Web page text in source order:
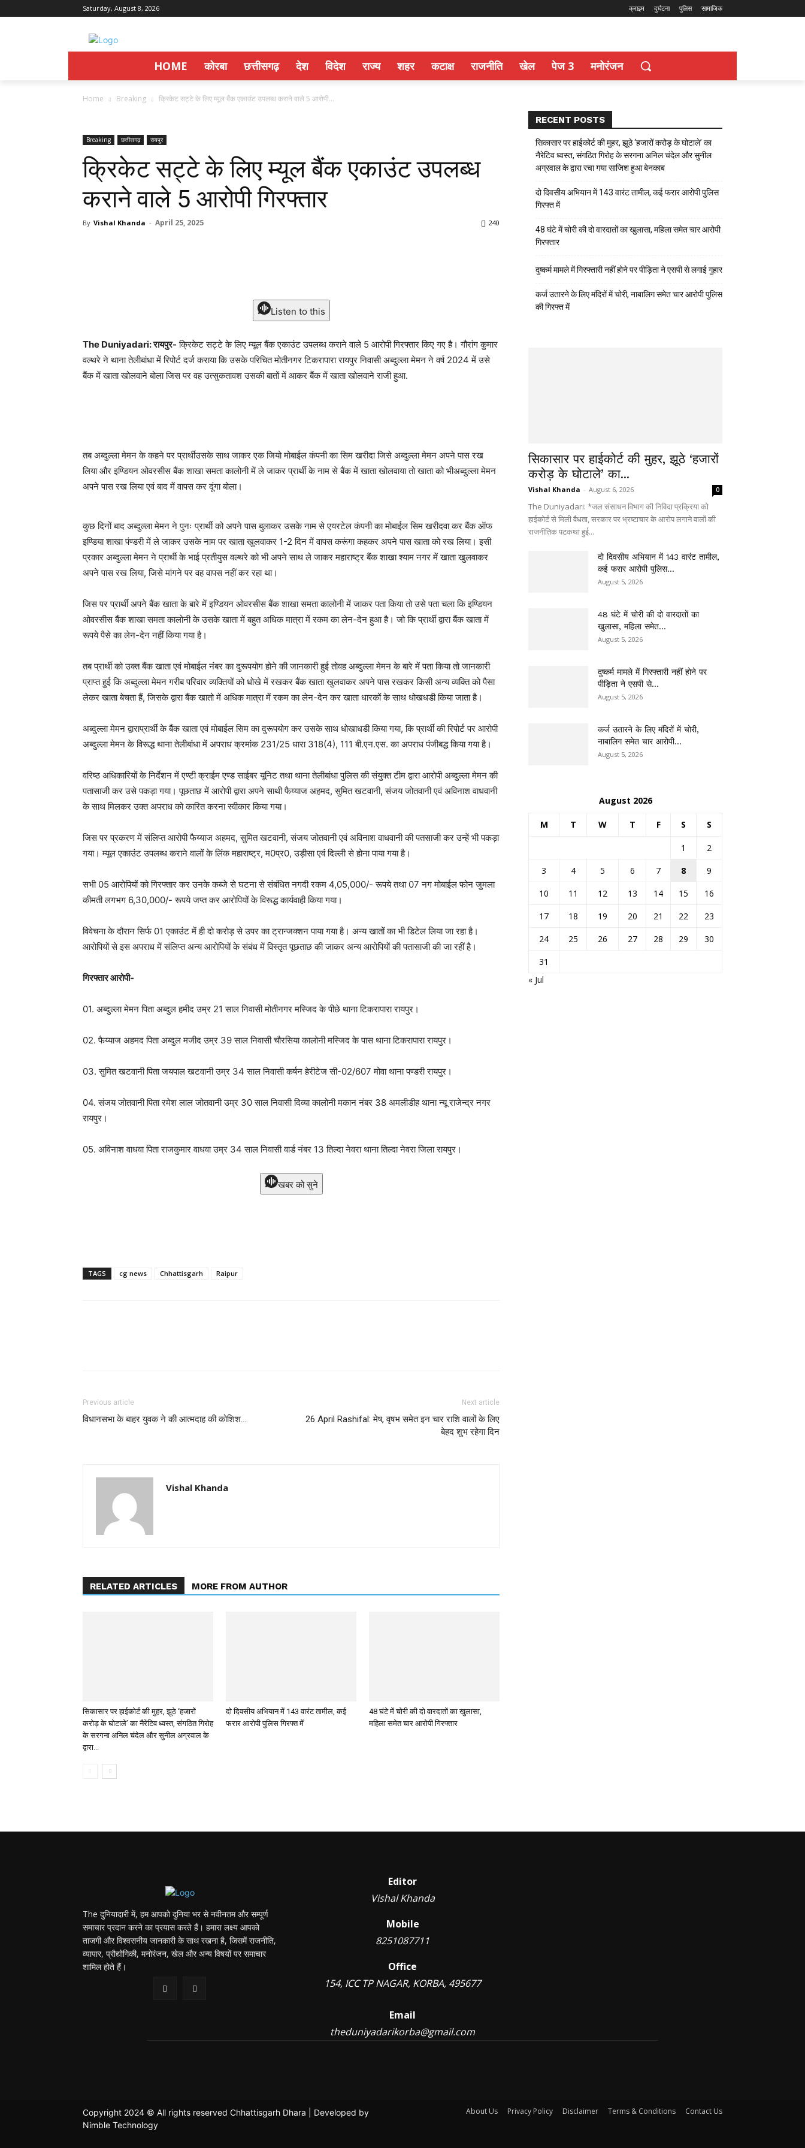
Saturday, August 8, 2026 क्राइम दुर्घटना पुलिस सामाजिक
HOME कोरबा छत्तीसगढ़ देश विदेश राज्य शहर कटाक्ष राजनीति खेल पेज 3 मनोरंजन
Home Breaking क्रिकेट सट्टे के लिए म्यूल बैंक एकाउंट उपलब्ध कराने वाले 5 आरोपी...
Breaking छत्तीसगढ़ रायपुर
क्रिकेट सट्टे के लिए म्यूल बैंक एकाउंट उपलब्ध
कराने वाले 5 आरोपी गिरफ्तार
By Vishal Khanda - April 25, 2025 240
Listen to this
The Duniyadari: रायपुर- क्रिकेट सट्टे के लिए म्यूल बैंक एकाउंट उपलब्ध कराने वाले 5 आरोपी गिरफ्तार किए गए है। गौरांग कुमार
वल्थरे ने थाना तेलीबांधा में रिपोर्ट दर्ज कराया कि उसके परिचित मोतीनगर टिकरापारा रायपुर निवासी अब्दुल्ला मेमन ने वर्ष 2024 में उसे
बैंक में खाता खोलवाने बोला जिस पर वह उत्सुकतावश उसकी बातों में आकर बैंक में खाता खोलवाने राजी हुआ.
तब अब्दुल्ला मेमन के कहने पर प्रार्थीउसके साथ जाकर एक जियो मोबाईल कंपनी का सिम खरीदा जिसे अब्दुल्ला मेमन अपने पास रख
लिया और इण्डियन ओवरसीस बैंक शाखा समता कालोनी में ले जाकर प्रार्थी के नाम से बैंक में खाता खोलवाया तो खाता को भीअब्दुल्ला मेमन
अपने पास रख लिया एवं बाद में वापस कर दूंगा बोला।
कुछ दिनों बाद अब्दुल्ला मेमन ने पुनः प्रार्थी को अपने पास बुलाकर उसके नाम से एयरटेल कंपनी का मोबाईल सिम खरीदवा कर बैंक ऑफ
इण्डिया शाखा पंण्डरी में ले जाकर उसके नाम पर खाता खुलवाकर 1-2 दिन में वापस करूंगा कहकर अपने पास खाता को रख लिया। इसी
प्रकार अब्दुल्ला मेमन ने प्रार्थी के भाई प्रतीयुस वल्थरे को भी अपने साथ ले जाकर महाराष्ट्र बैंक शाखा श्याम नगर में खाता खुलवाकर
अपने पास रख लिया, जिसे मांगने पर वह वापस नहीं कर रहा था।
जिस पर प्रार्थी अपने बैंक खाता के बारे में इण्डियन ओवरसीस बैंक शाखा समता कालोनी में जाकर पता किया तो उसे पता चला कि इण्डियन
ओवरसीस बैंक शाखा समता कालोनी के उसके खाता में बहुत अधिक मात्रा में रकम का लेन-देन हुआ है। जो कि प्रार्थी द्वारा बैंक खाता में
रूपये पैसे का लेन-देन नहीं किया गया है।
तब प्रार्थी को उक्त बैंक खाता एवं मोबाईल नंबर का दुरूपयोग होने की जानकारी हुई तोवह अब्दुल्ला मेमन के बारे में पता किया तो जानकारी
प्राप्त हुई कि अब्दुल्ला मेमन गरीब परिवार व्यक्तियों को धोखे में रखकर बैंक खाता खुलवाकर अपने पास रखकर किसी अन्य व्यक्ति को पैसा
लेकर खाता बेचता हैं, जिसके द्वारा बैंक खातो में अधिक मात्रा में रकम का लेन-देन कर खाता धारकों के साथ धोखधडी किया जाता है।
अब्दुल्ला मेमन द्वाराप्रार्थी के बैंक खाता एवं मोबाईल सिम का दुरूपयोग कर उसके साथ धोखाधडी किया गया, कि प्रार्थी की रिपोर्ट पर आरोपी
अब्दुल्ला मेमन के विरूद्ध थाना तेलीबांधा में अपराध क्रमांक 231/25 धारा 318(4), 111 बी.एन.एस. का अपराध पंजीबद्ध किया गया है।
वरिष्ठ अधिकारियों के निर्देशन में एण्टी क्राईम एण्ड साईबर यूनिट तथा थाना तेलीबांधा पुलिस की संयुक्त टीम द्वारा आरोपी अब्दुल्ला मेमन की
पतासाजी कर उसे पकड़ा गया। पूछताछ में आरोपी द्वारा अपने साथी फैय्याज अहमद, सुमित खटवानी, संजय जोतवानी एवं अविनाश वाधवानी
के साथ मिलकर उक्त अपराध को कारित करना स्वीकार किया गया।
जिस पर प्रकरण में संलिप्त आरोपी फैय्याज अहमद, सुमित खटवानी, संजय जोतवानी एवं अविनाश वाधवानी की पतसाजी कर उन्हें भी पकड़ा
गया। म्यूल एकाउंट उपलब्ध कराने वालों के लिंक महाराष्ट्र, म0प्र0, उड़ीसा एवं दिल्ली से होना पाया गया है।
सभी 05 आरोपियों को गिरफ्तार कर उनके कब्जे से घटना से संबंधित नगदी रकम 4,05,000/- रूपये तथा 07 नग मोबाईल फोन जुमला
कीमती लगभग 6,30,000/- रूपये जप्त कर आरोपियों के विरूद्ध कार्यवाही किया गया।
विवेचना के दौरान सिर्फ 01 एकाउंट में ही दो करोड़ से उपर का ट्रान्जक्शन पाया गया है। अन्य खातों का भी डिटेल लिया जा रहा है।
आरोपियों से इस अपराध में संलिप्त अन्य आरोपियों के संबंध में विस्तृत पूछताछ की जाकर अन्य आरोपियों की पतासाजी की जा रहीं है।
गिरफ्तार आरोपी-
01. अब्दुल्ला मेमन पिता अब्दुल हमीद उम्र 21 साल निवासी मोतीनगर मस्जिद के पीछे थाना टिकरापारा रायपुर।
02. फैय्याज अहमद पिता अब्दुल मजीद उम्र 39 साल निवासी चौरसिया कालोनी मस्जिद के पास थाना टिकरापारा रायपुर।
03. सुमित खटवानी पिता जयपाल खटवानी उम्र 34 साल निवासी कर्षन हेरीटेज सी-02/607 मोवा थाना पण्डरी रायपुर।
04. संजय जोतवानी पिता रमेश लाल जोतवानी उम्र 30 साल निवासी दिव्या कालोनी मकान नंबर 38 अमलीडीह थाना न्यू राजेन्द्र नगर
रायपुर।
05. अविनाश वाधवा पिता राजकुमार वाधवा उम्र 34 साल निवासी वार्ड नंबर 13 तिल्दा नेवरा थाना तिल्दा नेवरा जिला रायपुर।
खबर को सुने
TAGS cg news Chhattisgarh Raipur
Previous article
विधानसभा के बाहर युवक ने की आत्मदाह की कोशिश…
Next article
26 April Rashifal: मेष, वृषभ समेत इन चार राशि वालों के लिए
बेहद शुभ रहेगा दिन
Vishal Khanda
RELATED ARTICLES MORE FROM AUTHOR
सिकासार पर हाईकोर्ट की मुहर, झूठे ‘हजारों
करोड़ के घोटाले’ का नैरेटिव ध्वस्त, संगठित गिरोह
के सरगना अनिल चंदेल और सुनील अग्रवाल के
द्वारा...
दो दिवसीय अभियान में 143 वारंट तामील, कई
फरार आरोपी पुलिस गिरफ्त में
48 घंटे में चोरी की दो वारदातों का खुलासा,
महिला समेत चार आरोपी गिरफ्तार
RECENT POSTS
सिकासार पर हाईकोर्ट की मुहर, झूठे ‘हजारों करोड़ के घोटाले’ का
नैरेटिव ध्वस्त, संगठित गिरोह के सरगना अनिल चंदेल और सुनील
अग्रवाल के द्वारा रचा गया साजिश हुआ बेनकाब
दो दिवसीय अभियान में 143 वारंट तामील, कई फरार आरोपी पुलिस
गिरफ्त में
48 घंटे में चोरी की दो वारदातों का खुलासा, महिला समेत चार आरोपी
गिरफ्तार
दुष्कर्म मामले में गिरफ्तारी नहीं होने पर पीड़िता ने एसपी से लगाई गुहार
कर्ज उतारने के लिए मंदिरों में चोरी, नाबालिग समेत चार आरोपी पुलिस
की गिरफ्त में
सिकासार पर हाईकोर्ट की मुहर, झूठे ‘हजारों
करोड़ के घोटाले’ का...
Vishal Khanda - August 6, 2026 0
The Duniyadari: *जल संसाधन विभाग की निविदा प्रक्रिया को
हाईकोर्ट से मिली वैधता, सरकार पर भ्रष्टाचार के आरोप लगाने वालों की
राजनीतिक पटकथा हुई...
दो दिवसीय अभियान में 143 वारंट तामील,
कई फरार आरोपी पुलिस...
August 5, 2026
48 घंटे में चोरी की दो वारदातों का
खुलासा, महिला समेत...
August 5, 2026
दुष्कर्म मामले में गिरफ्तारी नहीं होने पर
पीड़िता ने एसपी से...
August 5, 2026
कर्ज उतारने के लिए मंदिरों में चोरी,
नाबालिग समेत चार आरोपी...
August 5, 2026
August 2026
M T W T F S S
1
2
3
4 5 6 7 8
9
10
11 12 13 14 15
16
17
18 19 20 21 22
23
24
25 26 27 28 29
30
31
« Jul
The दुनियादारी में, हम आपको दुनिया भर से नवीनतम और सम्पूर्ण
समाचार प्रदान करने का प्रयास करते हैं। हमारा लक्ष्य आपको
ताजगी और विश्वसनीय जानकारी के साथ रखना है, जिसमें राजनीति,
व्यापार, प्रौद्योगिकी, मनोरंजन, खेल और अन्य विषयों पर समाचार
शामिल होते हैं।
Editor
Vishal Khanda
Mobile
8251087711
Office
154, ICC TP NAGAR, KORBA, 495677
Email
theduniyadarikorba@gmail.com
Copyright 2024 © All rights reserved Chhattisgarh Dhara | Developed by
Nimble Technology
About Us Privacy Policy Disclaimer Terms & Conditions Contact Us